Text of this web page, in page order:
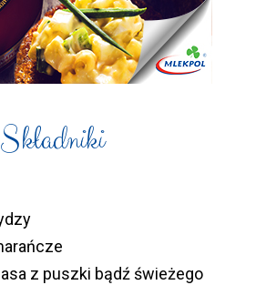
Składniki
z puszki bądź świeżego